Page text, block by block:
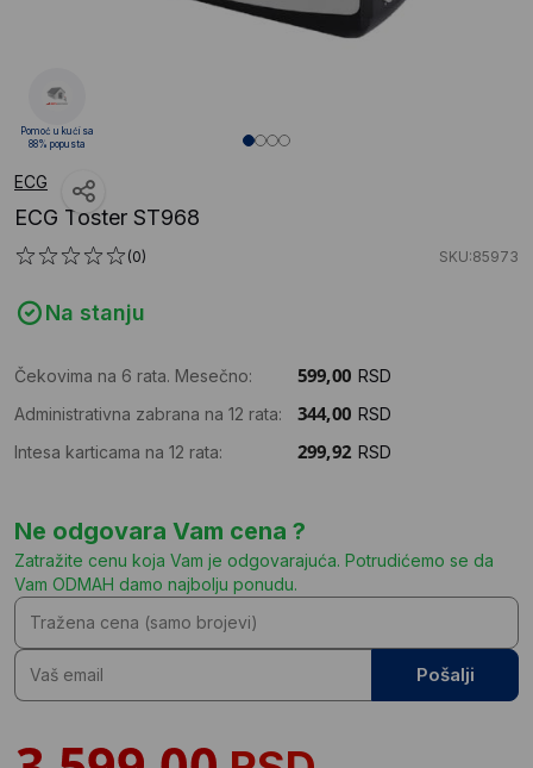
ECG
ECG Toster ST968
(0) SKU:85973
Na stanju
Čekovima na 6 rata. Mesečno:
RSD
Administrativna zabrana na 12 rata:
RSD
Intesa karticama na 12 rata:
RSD
Ne odgovara Vam cena ?
Zatražite cenu koja Vam je odgovarajuća. Potrudićemo se da
Vam ODMAH damo najbolju ponudu.
Pošalji
Pomoć u kući sa
88% popusta